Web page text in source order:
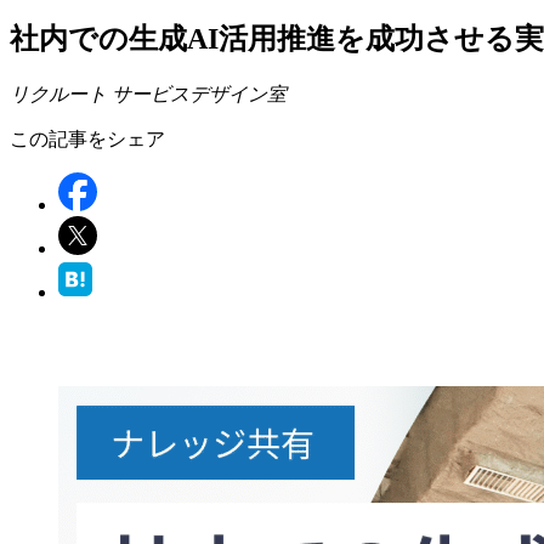
社内での生成AI活用推進を成功させる
リクルート サービスデザイン室
この記事をシェア